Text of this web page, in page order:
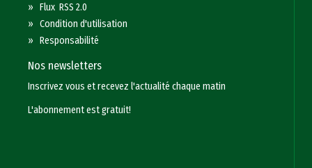
»Flux RSS 2.0
»Condition d'utilisation
»Responsabilité
Nos newsletters
Inscrivez vous et recevez l'actualité chaque matin
L'abonnement est gratuit!